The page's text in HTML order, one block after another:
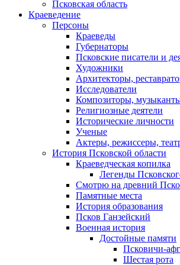
Псковская область
Краеведение
Персоны
Краеведы
Губернаторы
Псковские писатели и
Художники
Архитекторы,
Исследователи
Композиторы,
Религиозные деятели
Исторические личности
Ученые
Актеры, режиссеры,
История Псковской области
Краеведческая копилка
Легенды
Смотрю на древний
Памятные места
История образования
Псков Ганзейский
Военная история
Достойные памяти
Псковичи-
Шестая рота